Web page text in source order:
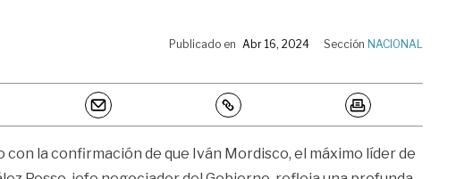
Publicado en Abr 16, 2024 Sección NACIONAL
la confirmación de que Iván Mordisco, el máximo líder de